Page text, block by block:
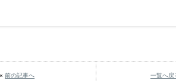
«前の記事へ 一覧へ戻